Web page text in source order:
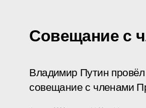
Совещание с
Владимир Путин
совещание с членами